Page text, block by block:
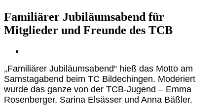
Familiärer Jubiläumsabend für
Mitglieder und Freunde des TCB
Bild
„Familiärer Jubiläumsabend“ hieß das Motto am
Samstagabend beim TC Bildechingen. Moderiert
wurde das ganze von der TCB-Jugend – Emma
Rosenberger, Sarina Elsässer und Anna Bäßler.